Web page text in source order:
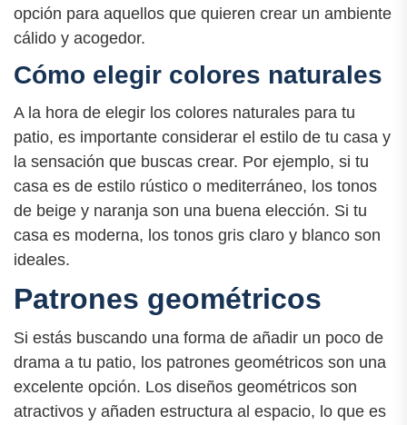
opción para aquellos que quieren crear un ambiente
cálido y acogedor.
Cómo elegir colores naturales
A la hora de elegir los colores naturales para tu
patio, es importante considerar el estilo de tu casa y
la sensación que buscas crear. Por ejemplo, si tu
casa es de estilo rústico o mediterráneo, los tonos
de beige y naranja son una buena elección. Si tu
casa es moderna, los tonos gris claro y blanco son
ideales.
Patrones geométricos
Si estás buscando una forma de añadir un poco de
drama a tu patio, los patrones geométricos son una
excelente opción. Los diseños geométricos son
atractivos y añaden estructura al espacio, lo que es